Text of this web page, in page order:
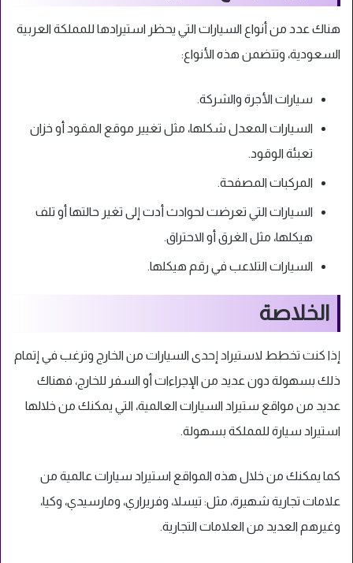
هناك عدد من أنواع السيارات التي يحظر استيرادها للمملكة العربية
السعودية، وتتضمن هذه الأنواع:
سيارات الأجرة والشركة.
السيارات المعدل شكلها، مثل تغيير موقع المقود أو خزان
تعبئة الوقود.
المركبات المصفحة.
السيارات التي تعرضت لحوادث أدت إلى تغير حالتها أو تلف
هيكلها، مثل الغرق أو الاحتراق.
السيارات التلاعب في رقم هيكلها.
الخلاصة
إذا كنت تخطط لاستيراد إحدى السيارات من الخارج وترغب في إتمام
ذلك بسهولة دون عديد من الإجراءات أو السفر للخارج، فهناك
عديد من مواقع ستيراد السيارات العالمية، التي يمكنك من خلالها
استيراد سيارة للمملكة بسهولة.
كما يمكنك من خلال هذه المواقع استيراد سيارات عالمية من
علامات تجارية شهيرة، مثل: تيسلا، وفريراري، ومارسيدي، وكيا،
وغيرهم العديد من العلامات التجارية.